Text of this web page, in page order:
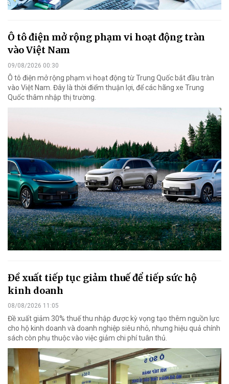
Ô tô điện mở rộng phạm vi hoạt động tràn
vào Việt Nam
09/08/2026 00:30
Ô tô điện mở rộng phạm vi hoạt động từ Trung Quốc bắt đầu tràn
vào Việt Nam. Đây là thời điểm thuận lợi, để các hãng xe Trung
Quốc thâm nhập thị trường.
Đề xuất tiếp tục giảm thuế để tiếp sức hộ
kinh doanh
08/08/2026 11:05
Đề xuất giảm 30% thuế thu nhập được kỳ vọng tạo thêm nguồn lực
cho hộ kinh doanh và doanh nghiệp siêu nhỏ, nhưng hiệu quả chính
sách còn phụ thuộc vào việc giảm chi phí tuân thủ.